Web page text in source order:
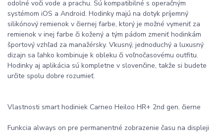
odolné voči vode a prachu. Sú kompatibilné s operačným
systémom iOS a Android. Hodinky majú na dotyk príjemný
silikónový remienok v čiernej farbe, ktorý je možné vymeniť za
remienok v inej farbe či kožený a tým pádom zmeniť hodinkám
športový vzhľad za manažérsky. Vkusný, jednoduchý a luxusný
dizajn sa ľahko kombinuje k obleku či voľnočasovému outfitu.
Hodinky aj aplikácia sú kompletne v slovenčine, takže si budete
určite spolu dobre rozumieť.
Vlastnosti smart hodiniek Carneo Heiloo HR+ 2nd gen. čierne
Funkcia always on pre permanentné zobrazenie času na displeji